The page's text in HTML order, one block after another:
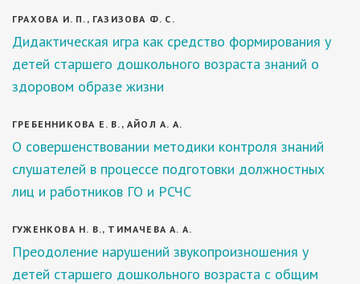
ГРАХОВА И. П., ГАЗИЗОВА Ф. С.
Дидактическая игра как средство формирования у
детей старшего дошкольного возраста знаний о
здоровом образе жизни
ГРЕБЕННИКОВА Е. В., АЙОЛ А. А.
О совершенствовании методики контроля знаний
слушателей в процессе подготовки должностных
лиц и работников ГО и РСЧС
ГУЖЕНКОВА Н. В., ТИМАЧЕВА А. А.
Преодоление нарушений звукопроизношения у
детей старшего дошкольного возраста с общим